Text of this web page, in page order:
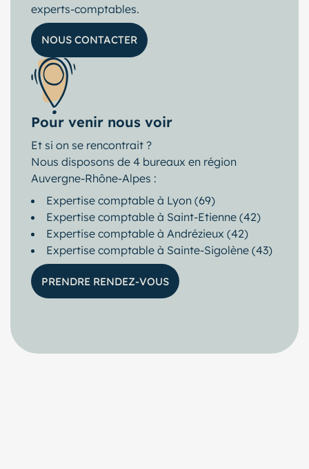
experts-comptables.
NOUS CONTACTER
Pour venir nous voir
Et si on se rencontrait ?
Nous disposons de 4 bureaux en région
Auvergne-Rhône-Alpes :
Expertise comptable à Lyon (69)
Expertise comptable à Saint-Etienne (42)
Expertise comptable à Andrézieux (42)
Expertise comptable à Sainte-Sigolène (43)
PRENDRE RENDEZ-VOUS